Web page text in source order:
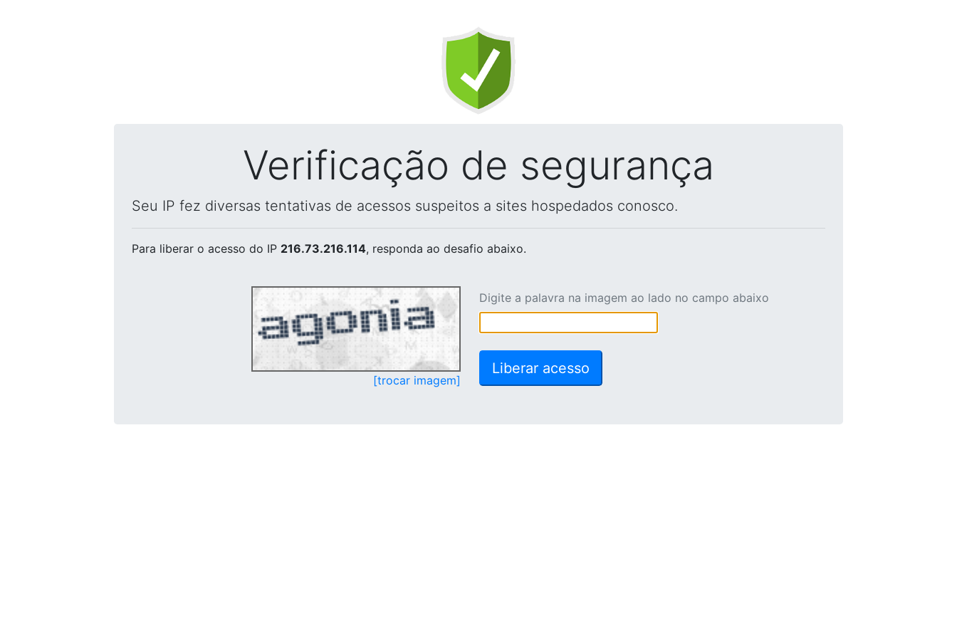
Verificação de segurança
Seu IP fez diversas tentativas de acessos suspeitos a sites hospedados conosco.
Para liberar o acesso do IP 216.73.216.114, responda ao desafio abaixo.
[trocar imagem]
Digite a palavra na imagem ao lado no campo abaixo